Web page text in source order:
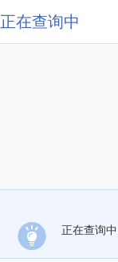
正在查询中
正在查询